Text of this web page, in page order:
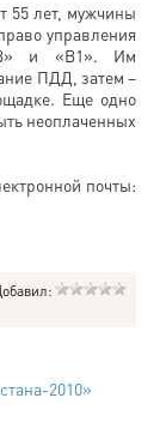
55 лет, мужчины
управления
«В» и «В1». Им
ПДД, затем –
Еще одно
неоплаченных
почты:
:
2010»